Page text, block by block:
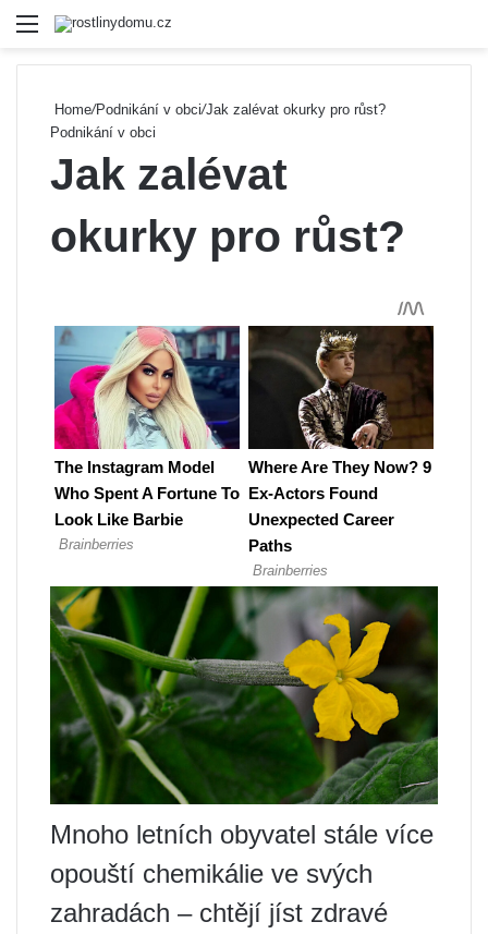
Menu
Home/Podnikání v obci/Jak zalévat okurky pro růst?
Podnikání v obci
Jak zalévat
okurky pro růst?
Mnoho letních obyvatel stále více
opouští chemikálie ve svých
zahradách – chtějí jíst zdravé